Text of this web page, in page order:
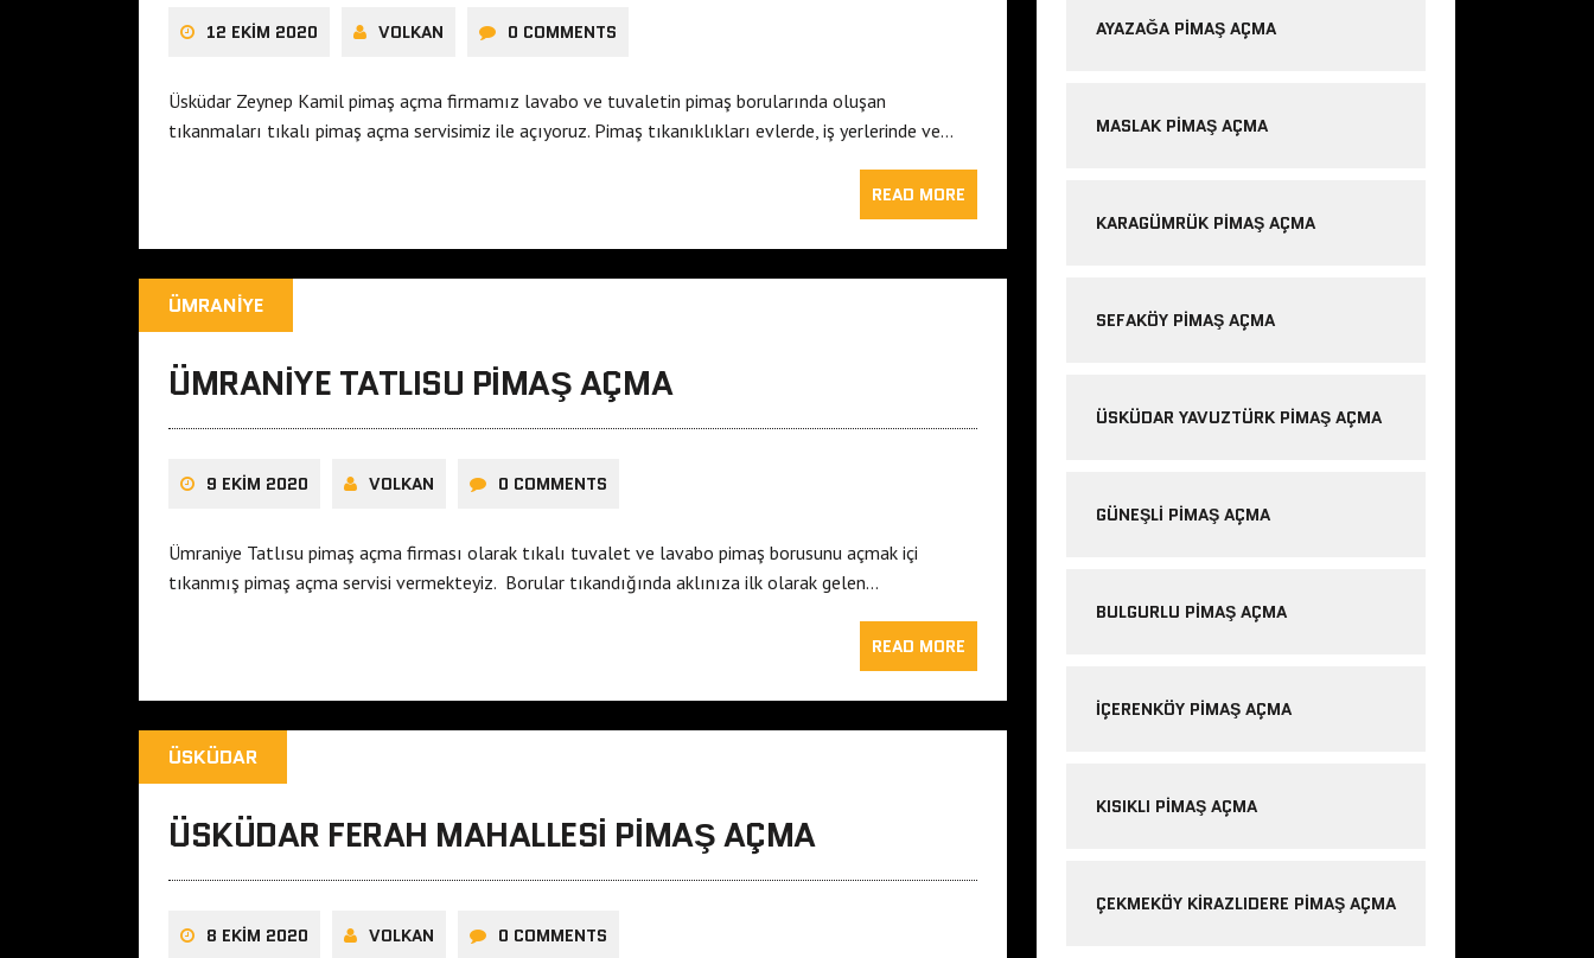
12 EKIM 2020 VOLKAN 0 COMMENTS
Üsküdar Zeynep Kamil pimaş açma firmamız lavabo ve tuvaletin pimaş borularında oluşan
tıkanmaları tıkalı pimaş açma servisimiz ile açıyoruz. Pimaş tıkanıklıkları evlerde, iş yerlerinde ve…
READ MORE
ÜMRANIYE
ÜMRANIYE TATLISU PIMAŞ AÇMA
9 EKIM 2020 VOLKAN 0 COMMENTS
Ümraniye Tatlısu pimaş açma firması olarak tıkalı tuvalet ve lavabo pimaş borusunu açmak içi
tıkanmış pimaş açma servisi vermekteyiz. Borular tıkandığında aklınıza ilk olarak gelen…
READ MORE
ÜSKÜDAR
ÜSKÜDAR FERAH MAHALLESI PIMAŞ AÇMA
8 EKIM 2020 VOLKAN 0 COMMENTS
AYAZAĞA PIMAŞ AÇMA
MASLAK PIMAŞ AÇMA
KARAGÜMRÜK PIMAŞ AÇMA
SEFAKÖY PIMAŞ AÇMA
ÜSKÜDAR YAVUZTÜRK PIMAŞ AÇMA
GÜNEŞLI PIMAŞ AÇMA
BULGURLU PIMAŞ AÇMA
IÇERENKÖY PIMAŞ AÇMA
KISIKLI PIMAŞ AÇMA
ÇEKMEKÖY KIRAZLIDERE PIMAŞ AÇMA